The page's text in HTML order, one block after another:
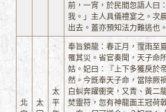
前，一宵，於民間忽語人曰
我。」主人具儀禮宴之。次
出去。蓋亦預知法力難逃也。
北
太
太
平
奉旨鎖龍：春正月，霪雨至
罹其災。省官奏聞，天子命
姑。妃曰：『上下多獲戾於
然。今既奉天子命，當除厥
白虯奔躍衝突，又青、黃二
焚靈符，忽有神龍面王冠荷